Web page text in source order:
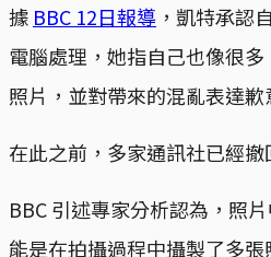
據 BBC 12日報導 ，凱特承認
電腦處理，她指自己也像很
照片，並對帶來的混亂表達歉
在此之前，多家通訊社已經撤
BBC 引述專家分析認為，照
能是在拍攝過程中攝製了多